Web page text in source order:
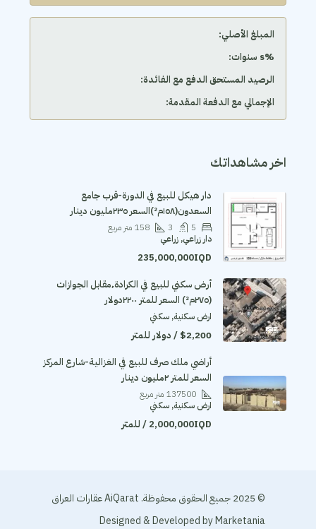
المبلغ الأصلي:
‫%s سنوات:
الرصيد المستحق الدفع مع الفائدة:
الإجمالي مع الدفعة المقدمة:
اخر مشاهداتك
دار هيكل للبيع في الدورة-قرب جامع
السعدون(١٥٨م²)السعر ٢٣٥مليون دينار
5
3
158 متر مربع
دار زراعي, زراعي
235,000,000IQD
أرض سكني للبيع في الكرادة٬مقابل الجوازات
(٢٧٥م²) السعر للمتر ٢٢٠٠دولار
ارض سكنية, سكني
$2,200 / دولار للمتر
أراضي ملك صرف للبيع في الغزالية-شارع المركز
السعر للمتر ٢مليون دينار
137500 متر مربع
ارض سكنية, سكني
2,000,000IQD / للمتر
© 2025 جميع الحقوق محفوظة. AiQarat عقارات العراق
Designed & Developed byMarketania